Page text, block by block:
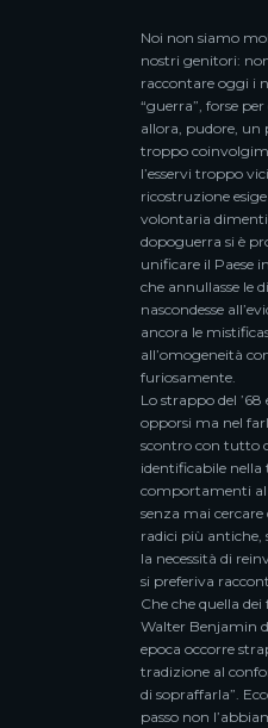
Noi non siamo
nostri genitori:
raccontare oggi i
“guerra”, forse
allora, pudore, un
troppo
l’esservi troppo
ricostruzione
volontaria
dopoguerra si è
unificare il Paese
che annullasse le
nascondesse
ancora le
all’omogeneità
furiosamente.
Lo strappo del ’68
opporsi ma nel
scontro con tutto
identificabile nella
comportamenti
senza mai cercare
radici più antiche,
la necessità di
si preferiva
Che che quella dei
Walter Benjamin
epoca occorre
tradizione al
di sopraffarla”.
passo non